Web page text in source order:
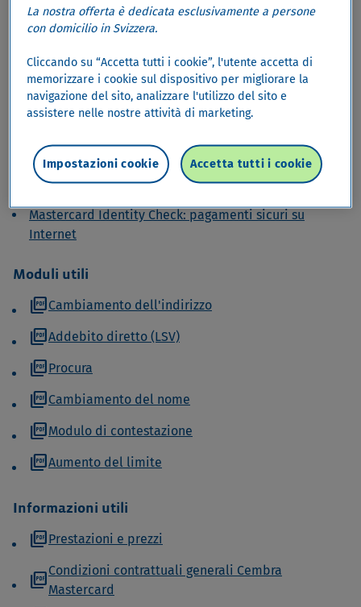
Hai domande sulla tua Cembra Mastercard? Scopri tutte
le informazioni per utilizzarla al meglio.
eService: Amministri online i dati della sua carta di
Mastercard Identity Check: pagamenti sicuri su
Internet
Moduli utili
picture_as_pdfCambiamento dell'indirizzo
picture_as_pdfAddebito diretto (LSV)
picture_as_pdfProcura
picture_as_pdfCambiamento del nome
picture_as_pdfModulo di contestazione
picture_as_pdfAumento del limite
Informazioni utili
picture_as_pdfPrestazioni e prezzi
picture_as_pdfCondizioni contrattuali generali Cembra
Mastercard
La nostra offerta è dedicata esclusivamente a persone
con domicilio in Svizzera.
Cliccando su “Accetta tutti i cookie”, l'utente accetta di
memorizzare i cookie sul dispositivo per migliorare la
navigazione del sito, analizzare l'utilizzo del sito e
assistere nelle nostre attività di marketing.
Accetta tutti i cookie
Impostazioni cookie